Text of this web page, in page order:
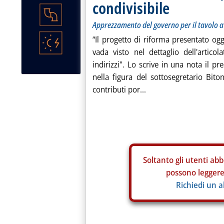
condivisibile
Apprezzamento del governo per il tavolo
“Il progetto di riforma presentato
vada visto nel dettaglio
indirizzi". Lo scrive in una nota il
nella figura del sottosegretario
contributi por...
Soltanto gli utenti
possono
Richiedi un